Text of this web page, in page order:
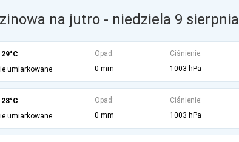
na jutro - niedziela 9 sierpnia
29°C
umiarkowane
Opad:
0 mm
Ciśnienie:
1003 hPa
28°C
umiarkowane
Opad:
0 mm
Ciśnienie:
1003 hPa